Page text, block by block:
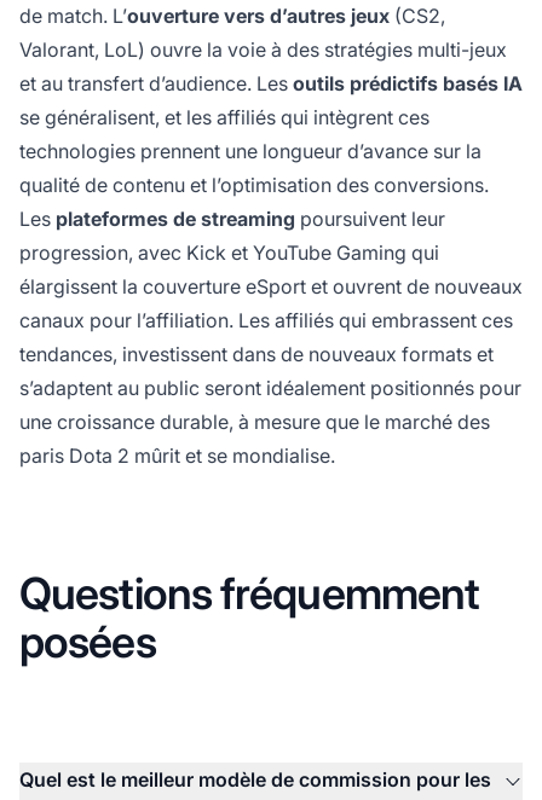
de match. L’ouverture vers d’autres jeux (CS2,
Valorant, LoL) ouvre la voie à des stratégies multi-jeux
et au transfert d’audience. Les outils prédictifs basés IA
se généralisent, et les affiliés qui intègrent ces
technologies prennent une longueur d’avance sur la
qualité de contenu et l’optimisation des conversions.
Les plateformes de streaming poursuivent leur
progression, avec Kick et YouTube Gaming qui
élargissent la couverture eSport et ouvrent de nouveaux
canaux pour l’affiliation. Les affiliés qui embrassent ces
tendances, investissent dans de nouveaux formats et
s’adaptent au public seront idéalement positionnés pour
une croissance durable, à mesure que le marché des
paris Dota 2 mûrit et se mondialise.
Questions fréquemment
posées
Quel est le meilleur modèle de commission pour les